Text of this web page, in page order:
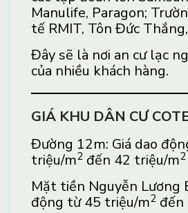
Manulife, Paragon;
tế RMIT, Tôn Đức
Đây sẽ là nơi an cư lạc
của nhiều khách hàng.
GIÁ KHU DÂN CƯ
Đường 12m: Giá dao
triệu/m2 đến 42 triệu/m2
Mặt tiền Nguyễn Lương
động từ 45 triệu/m2 đến